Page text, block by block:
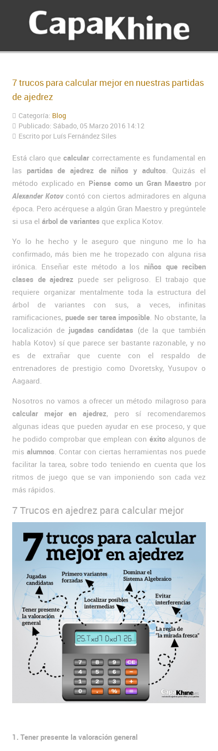
7 trucos para calcular mejor en nuestras partidas
de ajedrez
Categoría: Blog
Publicado: Sábado, 05 Marzo 2016 14:12
Escrito por Luís Fernández Siles
Está claro que calcular correctamente es fundamental en
las partidas de ajedrez de niños y adultos . Quizás el
método explicado en Piense como un Gran Maestro por
Alexander Kotovcontó con ciertos admiradores en alguna
época. Pero acérquese a algún Gran Maestro y pregúntele
si usa el árbol de variantes que explica Kotov.
Yo lo he hecho y le aseguro que ninguno me lo ha
confirmado, más bien me he tropezado con alguna risa
irónica. Enseñar este método a los niños que reciben
clases de ajedrez puede ser peligroso. El trabajo que
requiere organizar mentalmente toda la estructura del
árbol de variantes con sus, a veces, infinitas
ramificaciones, puede ser tarea imposible . No obstante, la
localización de jugadas candidatas (de la que también
habla Kotov) sí que parece ser bastante razonable, y no
es de extrañar que cuente con el respaldo de
entrenadores de prestigio como Dvoretsky, Yusupov o
Aagaard.
Nosotros no vamos a ofrecer un método milagroso para
calcular mejor en ajedrez, pero sí recomendaremos
algunas ideas que pueden ayudar en ese proceso, y que
he podido comprobar que emplean con éxito algunos de
mis alumnos . Contar con ciertas herramientas nos puede
facilitar la tarea, sobre todo teniendo en cuenta que los
ritmos de juego que se van imponiendo son cada vez
más rápidos.
7 Trucos en ajedrez para calcular mejor
1. Tener presente la valoración general